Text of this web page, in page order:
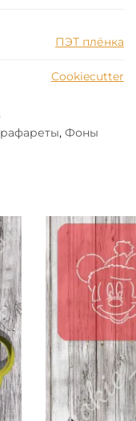
ПЭТ плёнка
Cookiecutter
, Фоны